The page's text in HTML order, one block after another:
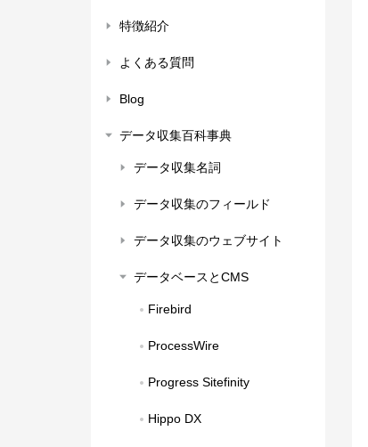
特徴紹介
よくある質問
Blog
データ収集百科事典
データ収集名詞
データ収集のフィールド
データ収集のウェブサイト
データベースとCMS
Firebird
ProcessWire
Progress Sitefinity
Hippo DX